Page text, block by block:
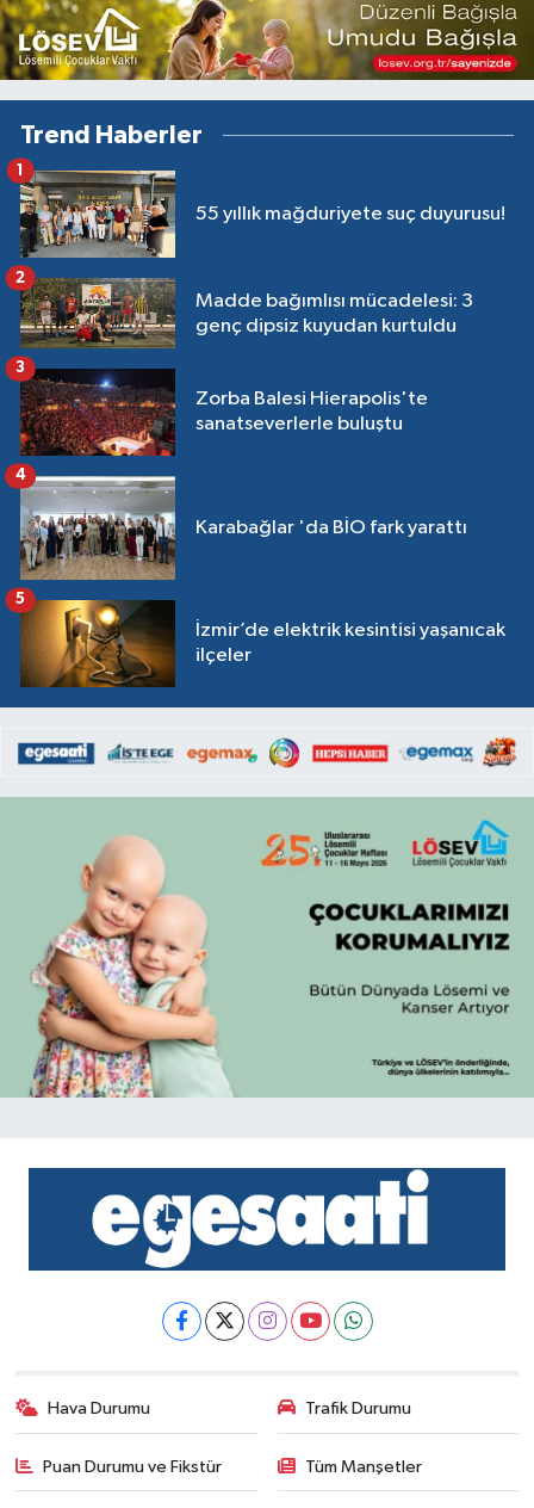
Trend Haberler
55 yıllık mağduriyete suç duyurusu!
1
Madde bağımlısı mücadelesi: 3
genç dipsiz kuyudan kurtuldu
2
Zorba Balesi Hierapolis'te
sanatseverlerle buluştu
3
Karabağlar 'da BİO fark yarattı
4
İzmir’de elektrik kesintisi yaşanıcak
ilçeler
5
Hava Durumu Trafik Durumu
Puan Durumu ve Fikstür Tüm Manşetler